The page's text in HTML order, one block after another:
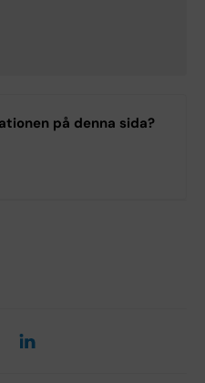
på denna sida?